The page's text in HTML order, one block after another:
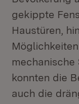
gekippte
Haustüren,
mechanische
konnten die
auch die